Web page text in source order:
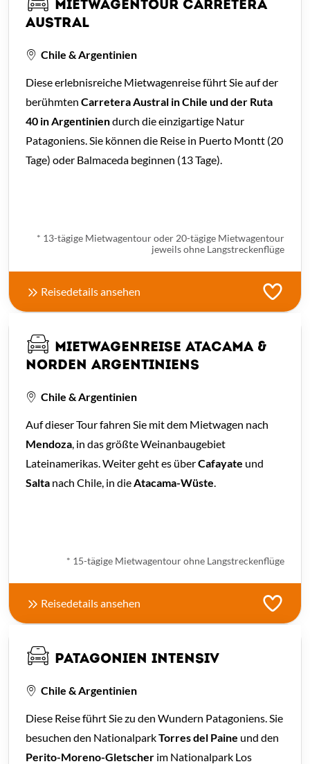
MIETWAGENTOUR CARRETERA
AUSTRAL
Chile & Argentinien
Diese erlebnisreiche Mietwagenreise führt Sie auf der
berühmten Carretera Austral in Chile und der Ruta
40 in Argentiniendurch die einzigartige Natur
Patagoniens. Sie können die Reise in Puerto Montt (20
Tage) oder Balmaceda beginnen (13 Tage).
* 13-tägige Mietwagentour oder 20-tägige Mietwagentour
jeweils ohne Langstreckenflüge
Reisedetails ansehen
MIETWAGENREISE ATACAMA &
NORDEN ARGENTINIENS
Chile & Argentinien
Auf dieser Tour fahren Sie mit dem Mietwagen nach
Mendoza, in das größte Weinanbaugebiet
Lateinamerikas. Weiter geht es überCafayate und
Salta nach Chile, in dieAtacama-Wüste.
* 15-tägige Mietwagentour ohne Langstreckenflüge
Reisedetails ansehen
PATAGONIEN INTENSIV
Chile & Argentinien
Diese Reise führt Sie zu den Wundern Patagoniens. Sie
besuchen den NationalparkTorres del Paine und den
Perito-Moreno-Gletscher im Nationalpark Los